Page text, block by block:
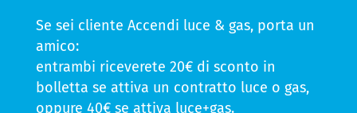
Se sei cliente Accendi luce & gas, porta un
amico:
entrambi riceverete 20€ di sconto in
bolletta se attiva un contratto luce o gas,
oppure 40€ se attiva luce+gas.